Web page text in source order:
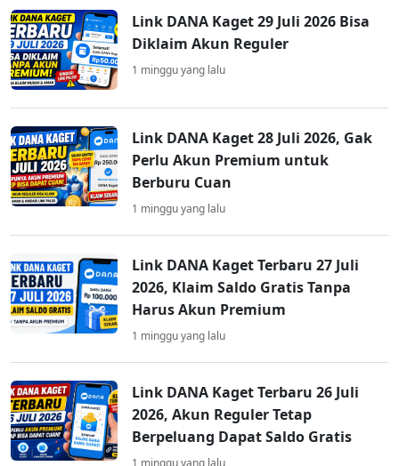
Link DANA Kaget 29 Juli 2026 Bisa
Diklaim Akun Reguler
1 minggu yang lalu
Link DANA Kaget 28 Juli 2026, Gak
Perlu Akun Premium untuk
Berburu Cuan
1 minggu yang lalu
Link DANA Kaget Terbaru 27 Juli
2026, Klaim Saldo Gratis Tanpa
Harus Akun Premium
1 minggu yang lalu
Link DANA Kaget Terbaru 26 Juli
2026, Akun Reguler Tetap
Berpeluang Dapat Saldo Gratis